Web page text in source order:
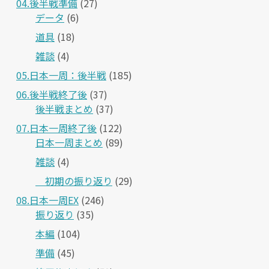
04.後半戦準備 (27)
データ (6)
道具 (18)
雑談 (4)
05.日本一周：後半戦 (185)
06.後半戦終了後 (37)
後半戦まとめ (37)
07.日本一周終了後 (122)
日本一周まとめ (89)
雑談 (4)
＿初期の振り返り (29)
08.日本一周EX (246)
振り返り (35)
本編 (104)
準備 (45)